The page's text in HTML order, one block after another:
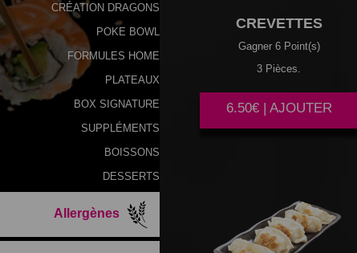
CRÉATION DRAGONS
POKE BOWL
FORMULES HOME
PLATEAUX
BOX SIGNATURE
SUPPLÉMENTS
BOISSONS
DESSERTS
Allergènes
CREVETTES
Gagner 6 Point(s)
3 Pièces.
6.50€ | AJOUTER